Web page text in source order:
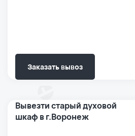
Заказать вывоз
Вывезти старый духовой
шкаф в г.Воронеж